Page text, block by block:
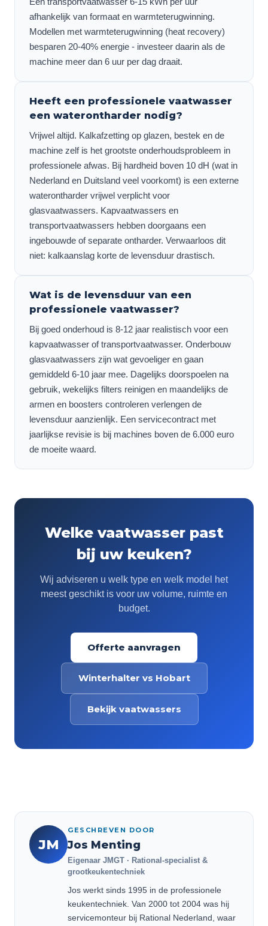
afhankelijk van formaat en warmteterugwinning.
Modellen met warmteterugwinning (heat recovery)
besparen 20-40% energie - investeer daarin als de
machine meer dan 6 uur per dag draait.
Heeft een professionele vaatwasser
een waterontharder nodig?
Vrijwel altijd. Kalkafzetting op glazen, bestek en de
machine zelf is het grootste onderhoudsprobleem in
professionele afwas. Bij hardheid boven 10 dH (wat in
Nederland en Duitsland veel voorkomt) is een externe
waterontharder vrijwel verplicht voor
glasvaatwassers. Kapvaatwassers en
transportvaatwassers hebben doorgaans een
ingebouwde of separate ontharder. Verwaarloos dit
niet: kalkaanslag korte de levensduur drastisch.
Wat is de levensduur van een
professionele vaatwasser?
Bij goed onderhoud is 8-12 jaar realistisch voor een
kapvaatwasser of transportvaatwasser. Onderbouw
glasvaatwassers zijn wat gevoeliger en gaan
gemiddeld 6-10 jaar mee. Dagelijks doorspoelen na
gebruik, wekelijks filters reinigen en maandelijks de
armen en boosters controleren verlengen de
levensduur aanzienlijk. Een servicecontract met
jaarlijkse revisie is bij machines boven de 6.000 euro
de moeite waard.
Welke vaatwasser past
bij uw keuken?
Wij adviseren u welk type en welk model het
meest geschikt is voor uw volume, ruimte en
budget.
Offerte aanvragen
Winterhalter vs Hobart
Bekijk vaatwassers
JM
GESCHREVEN DOOR
Jos Menting
Eigenaar JMGT · Rational-specialist &
grootkeukentechniek
Jos werkt sinds 1995 in de professionele
keukentechniek. Van 2000 tot 2004 was hij
servicemonteur bij Rational Nederland, waar